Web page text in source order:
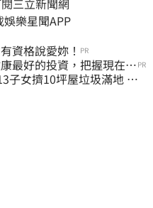
即刻下載娛樂星聞APP
資格說愛妳！ PR
最好的投資，把握現在不 PR
子女擠10坪屋垃圾滿地 驚